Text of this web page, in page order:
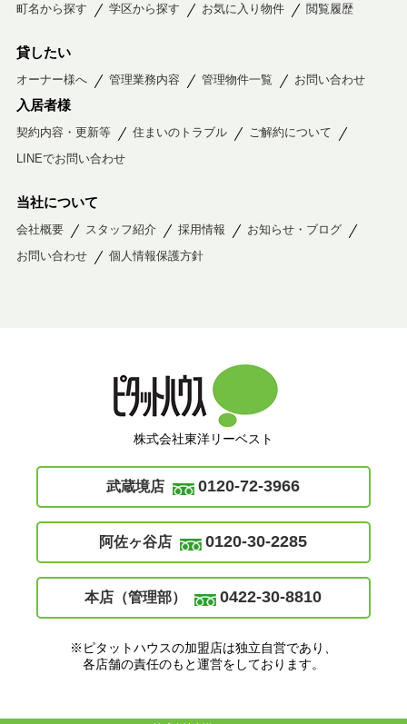
町名から探す
学区から探す お気に入り物件 閲覧履歴
貸したい
オーナー様へ 管理業務内容 管理物件一覧 お問い合わせ
入居者様
契約内容・更新等 住まいのトラブル
ご解約について
LINEでお問い合わせ
当社について
会社概要 スタッフ紹介 採用情報
お知らせ・ブログ
お問い合わせ
個人情報保護方針
株式会社東洋リーベスト
武蔵境店 0120-72-3966
阿佐ヶ谷店 0120-30-2285
本店（管理部） 0422-30-8810
※ピタットハウスの加盟店は独立自営であり、
各店舗の責任のもと運営をしております。